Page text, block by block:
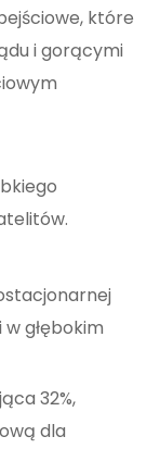
które
i gorącymi
głębokim
32%,
dla